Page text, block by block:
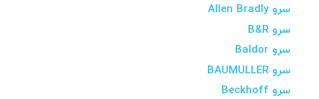
سرو Allen Bradly
سرو B&R
سرو Baldor
سرو BAUMULLER
سرو Beckhoff